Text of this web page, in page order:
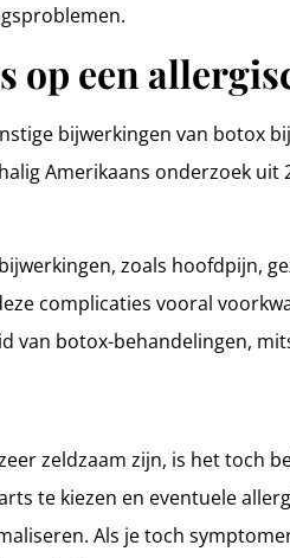
op een
bijwerkingen van botox
Amerikaans onderzoek
zoals hoofdpijn,
complicaties vooral
van botox-behandelingen,
zeldzaam zijn, is het toch
te kiezen en eventuele
Als je toch